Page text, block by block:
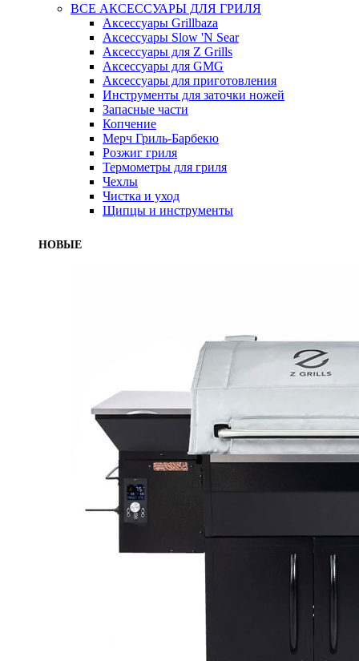
ВСЕ АКСЕССУАРЫ ДЛЯ ГРИЛЯ
Аксессуары Grillbaza
Аксессуары Slow 'N Sear
Аксессуары для Z Grills
Аксессуары для GMG
Аксессуары для приготовления
Инструменты для заточки ножей
Запасные части
Копчение
Мерч Гриль-Барбекю
Розжиг гриля
Термометры для гриля
Чехлы
Чистка и уход
Щипцы и инструменты
НОВЫЕ